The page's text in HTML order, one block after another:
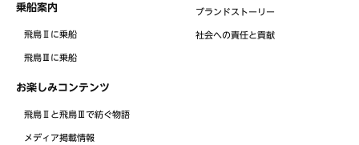
乗船案内
飛鳥Ⅱに乗船
飛鳥Ⅲに乗船
お楽しみコンテンツ
飛鳥Ⅱと飛鳥Ⅲで紡ぐ物語
メディア掲載情報
ブランドストーリー
社会への責任と貢献